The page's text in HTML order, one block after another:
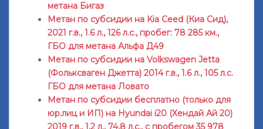
метана Бигаз
Метан по субсидии на Kia Ceed (Киа Сид),
2021 г.в., 1.6 л., 126 л.с., пробег: 78 285 км.,
ГБО для метана Альфа Д49
Метан по субсидии на Volkswagen Jetta
(Фольксваген Джетта) 2014 г.в., 1.6 л., 105 л.с.
ГБО для метана Ловато
Метан по субсидии бесплатно (только для
юр.лиц и ИП) на Hyundai i20 (Хендай Ай 20)
2019 г.в., 1,2 л., 74,8 л.с., с пробегом 35 978